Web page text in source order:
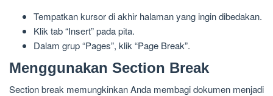
Tempatkan kursor di akhir halaman yang ingin dibedakan.
Klik tab “Insert” pada pita.
Dalam grup “Pages”, klik “Page Break”.
Menggunakan Section Break
Section break memungkinkan Anda membagi dokumen menjadi